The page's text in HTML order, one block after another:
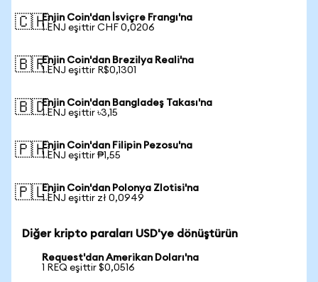
🇨🇭Enjin Coin'dan İsviçre Frangı'na
1 ENJ eşittir CHF 0,0206
🇧🇷Enjin Coin'dan Brezilya Reali'na
1 ENJ eşittir R$0,1301
🇧🇩Enjin Coin'dan Bangladeş Takası'na
1 ENJ eşittir ৳3,15
🇵🇭Enjin Coin'dan Filipin Pezosu'na
1 ENJ eşittir ₱1,55
🇵🇱Enjin Coin'dan Polonya Zlotisi'na
1 ENJ eşittir zł 0,0949
Diğer kripto paraları USD'ye dönüştürün
Request'dan Amerikan Doları'na
1 REQ eşittir $0,0516